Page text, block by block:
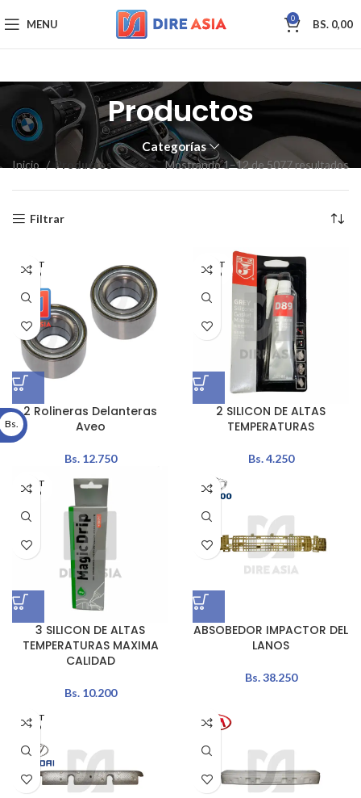
MENU 0 BS. 0,00
Productos
Categorías
Inicio Productos Mostrando 1–12 de 5077 resultados
Filtrar
AGOT
ADO
2 Rolineras Delanteras
Aveo
Bs.12.750
AGOT
ADO
2 SILICON DE ALTAS
TEMPERATURAS
Bs.4.250
AGOT
ADO
3 SILICON DE ALTAS
TEMPERATURAS MAXIMA
CALIDAD
Bs.10.200
ABSOBEDOR IMPACTOR DEL
LANOS
Bs.38.250
AGOT
ADO
Bs.